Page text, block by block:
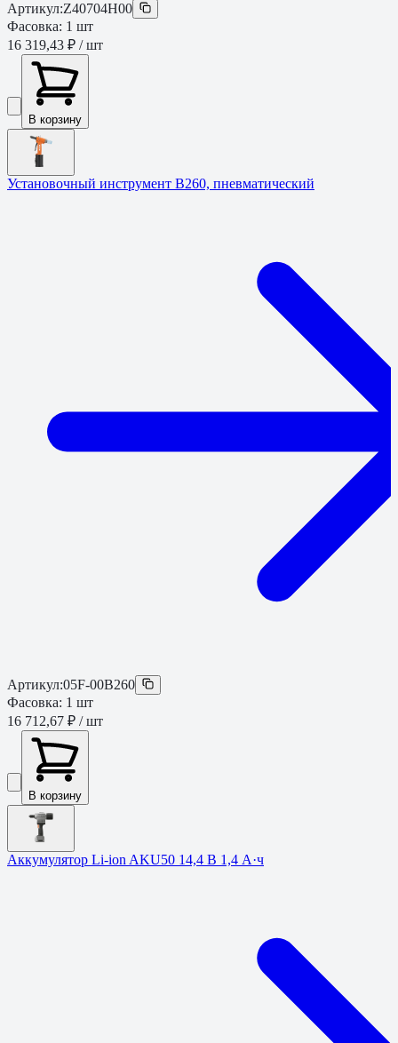
Артикул:Z40704H00
Фасовка: 1 шт
16 319,43 ₽ / шт
В корзину
Установочный инструмент B260, пневматический
Артикул:05F-00B260
Фасовка: 1 шт
16 712,67 ₽ / шт
В корзину
Аккумулятор Li-ion AKU50 14,4 В 1,4 А·ч